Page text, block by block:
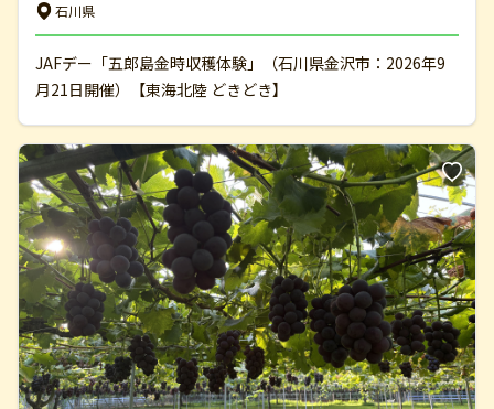
石川県
JAFデー「五郎島金時収穫体験」（石川県金沢市：2026年9
月21日開催）【東海北陸 どきどき】